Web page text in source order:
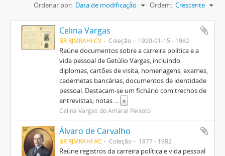
Ordenar por: Data de modificação Ordem: Crescente
Celina Vargas
BR RJMRAHI CV Coleção 1920-01-15 - 1982
Reúne documentos sobre a carreira política e a
vida pessoal de Getúlio Vargas, incluindo
diplomas, cartões de visita, homenagens, exames,
cadernetas bancárias, documentos de identidade
pessoal. Destacam-se um fichário com trechos de
entrevistas; notas ... »
Celina Vargas do Amaral Peixoto
Álvaro de Carvalho
BR RJMRAHI AC Coleção 1877 - 1982
Reúne registros da carreira política e vida pessoal